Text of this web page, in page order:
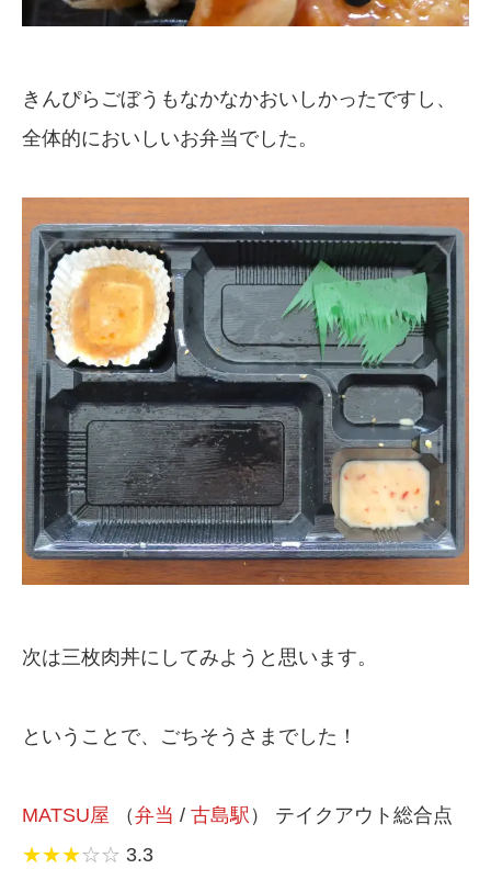
きんぴらごぼうもなかなかおいしかったですし、
全体的においしいお弁当でした。
次は三枚肉丼にしてみようと思います。
ということで、ごちそうさまでした！
MATSU屋 （弁当 / 古島駅 ） テイクアウト総合点
★★★☆☆ 3.3